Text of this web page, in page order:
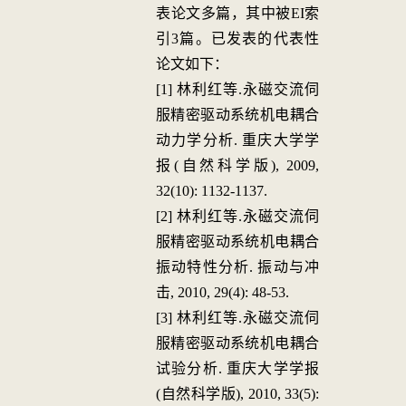
表论文多篇，其中被EI索
引3篇。已发表的代表性
论文如下：
[1] 林利红等.永磁交流伺
服精密驱动系统机电耦合
动力学分析. 重庆大学学
报(自然科学版), 2009,
32(10): 1132-1137.
[2] 林利红等.永磁交流伺
服精密驱动系统机电耦合
振动特性分析. 振动与冲
击, 2010, 29(4): 48-53.
[3] 林利红等.永磁交流伺
服精密驱动系统机电耦合
试验分析. 重庆大学学报
(自然科学版), 2010, 33(5):